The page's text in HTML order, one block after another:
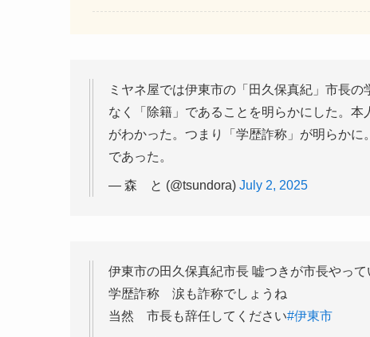
ミヤネ屋では伊東市の「田久保真紀」市長
なく「除籍」であることを明らかにした。
がわかった。つまり「学歴詐称」が明らか
であった。
— 森 と (@tsundora) July 2, 2025
伊東市の田久保真紀市長 嘘つきが市長やって
学歴詐称 涙も詐称でしょうね
当然 市長も辞任してください#伊東市